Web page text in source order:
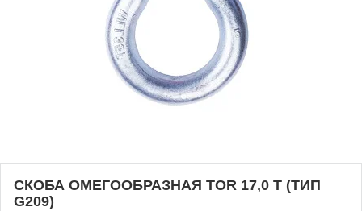
СКОБА ОМЕГООБРАЗНАЯ TOR 17,0 Т (ТИП
G209)